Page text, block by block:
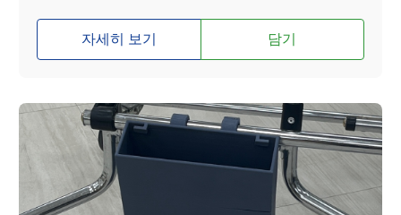
자세히 보기 담기